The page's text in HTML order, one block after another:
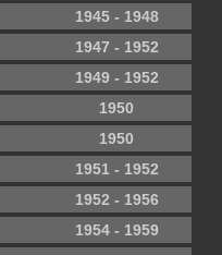
1945 - 1948
1947 - 1952
1949 - 1952
1950
1950
1951 - 1952
1952 - 1956
1954 - 1959